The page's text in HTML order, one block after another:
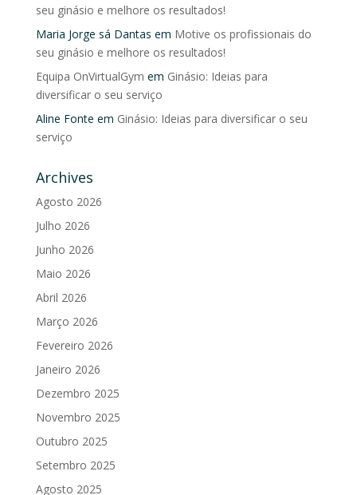
seu ginásio e melhore os resultados!
Maria Jorge sá Dantas em Motive os profissionais do
seu ginásio e melhore os resultados!
Equipa OnVirtualGym em Ginásio: Ideias para
diversificar o seu serviço
Aline Fonte em Ginásio: Ideias para diversificar o seu
serviço
Archives
Agosto 2026
Julho 2026
Junho 2026
Maio 2026
Abril 2026
Março 2026
Fevereiro 2026
Janeiro 2026
Dezembro 2025
Novembro 2025
Outubro 2025
Setembro 2025
Agosto 2025